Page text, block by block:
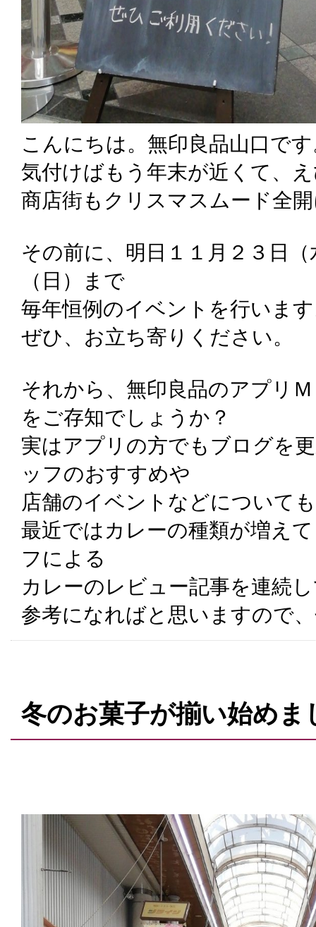
こんにちは。無印良品山口で
気付けばもう年末が近くて、
商店街もクリスマスムード全
その前に、明日１１月２３日
（日）まで
毎年恒例のイベントを行いま
ぜひ、お立ち寄りください。
それから、無印良品のアプリ
をご存知でしょうか？
実はアプリの方でもブログを
ッフのおすすめや
店舗のイベントなどについて
最近ではカレーの種類が増え
フによる
カレーのレビュー記事を連続
参考になればと思いますので
冬のお菓子が揃い始めま